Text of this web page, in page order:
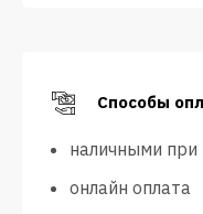
Способы
наличными при
онлайн оплата